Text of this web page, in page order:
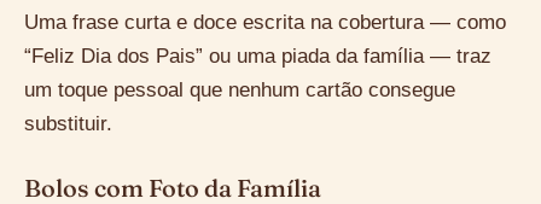
Uma frase curta e doce escrita na cobertura — como
“Feliz Dia dos Pais” ou uma piada da família — traz
um toque pessoal que nenhum cartão consegue
substituir.
Bolos com Foto da Família